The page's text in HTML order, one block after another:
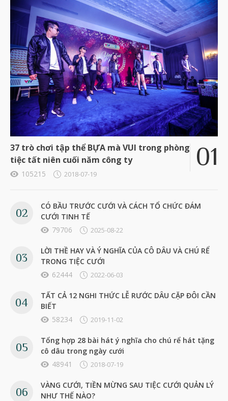
37 trò chơi tập thể BỰA mà VUI trong phòng
tiệc tất niên cuối năm công ty
105215 2018-07-19
CÓ BẦU TRƯỚC CƯỚI VÀ CÁCH TỔ CHỨC ĐÁM
CƯỚI TINH TẾ
79706
2025-08-22
LỜI THỀ HAY VÀ Ý NGHĨA CỦA CÔ DÂU VÀ CHÚ RỂ
TRONG TIỆC CƯỚI
62444
2022-06-03
TẤT CẢ 12 NGHI THỨC LỄ RƯỚC DÂU CẶP ĐÔI CẦN
BIẾT
58234
2019-11-02
Tổng hợp 28 bài hát ý nghĩa cho chú rể hát tặng
cô dâu trong ngày cưới
48941
2018-07-19
VÀNG CƯỚI, TIỀN MỪNG SAU TIỆC CƯỚI QUẢN LÝ
NHƯ THẾ NÀO?